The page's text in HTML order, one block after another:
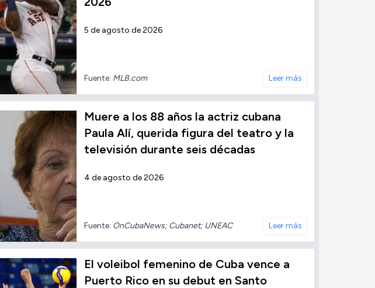
5 de agosto de 2026
Fuente: MLB.com Leer más
Muere a los 88 años la actriz cubana
Paula Alí, querida figura del teatro y la
televisión durante seis décadas
4 de agosto de 2026
Fuente: OnCubaNews; Cubanet; UNEAC Leer más
El voleibol femenino de Cuba vence a
Puerto Rico en su debut en Santo